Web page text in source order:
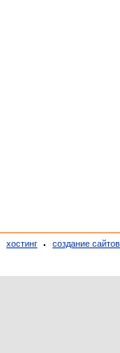
хостинг создание сайтов